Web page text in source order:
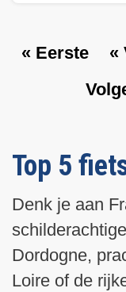
Paginering
E
e
p
a
g
i
n
a
« Eerste
V
r
e
p
a
i
n
a
«
V
g
e
d
e
p
a
Top 5
Denk je aan
Dordogne,
Loire of de